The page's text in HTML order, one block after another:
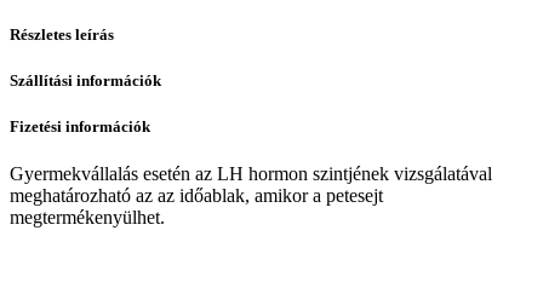
Részletes leírás
Szállítási információk
Fizetési információk
Gyermekvállalás esetén az LH hormon szintjének vizsgálatával
meghatározható az az időablak, amikor a petesejt
megtermékenyülhet.